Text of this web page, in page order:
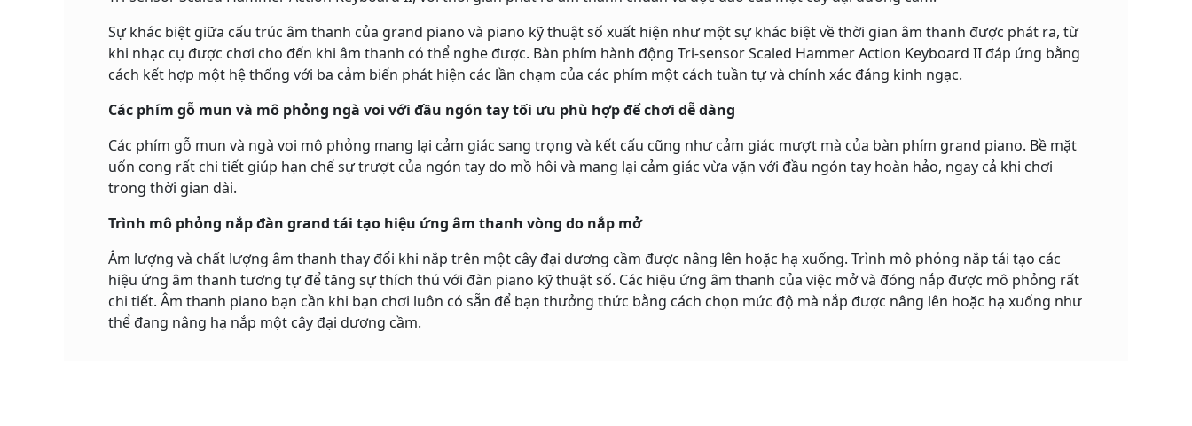
Sự khác biệt giữa cấu trúc âm thanh của grand piano và piano kỹ thuật số xuất hiện như một sự khác biệt về thời gian âm thanh được phát ra, từ
khi nhạc cụ được chơi cho đến khi âm thanh có thể nghe được. Bàn phím hành động Tri-sensor Scaled Hammer Action Keyboard II đáp ứng bằng
cách kết hợp một hệ thống với ba cảm biến phát hiện các lần chạm của các phím một cách tuần tự và chính xác đáng kinh ngạc.
Các phím gỗ mun và mô phỏng ngà voi với đầu ngón tay tối ưu phù hợp để chơi dễ dàng
Các phím gỗ mun và ngà voi mô phỏng mang lại cảm giác sang trọng và kết cấu cũng như cảm giác mượt mà của bàn phím grand piano. Bề mặt
uốn cong rất chi tiết giúp hạn chế sự trượt của ngón tay do mồ hôi và mang lại cảm giác vừa vặn với đầu ngón tay hoàn hảo, ngay cả khi chơi
trong thời gian dài.
Trình mô phỏng nắp đàn grand tái tạo hiệu ứng âm thanh vòng do nắp mở
Âm lượng và chất lượng âm thanh thay đổi khi nắp trên một cây đại dương cầm được nâng lên hoặc hạ xuống. Trình mô phỏng nắp tái tạo các
hiệu ứng âm thanh tương tự để tăng sự thích thú với đàn piano kỹ thuật số. Các hiệu ứng âm thanh của việc mở và đóng nắp được mô phỏng rất
chi tiết. Âm thanh piano bạn cần khi bạn chơi luôn có sẵn để bạn thưởng thức bằng cách chọn mức độ mà nắp được nâng lên hoặc hạ xuống như
thể đang nâng hạ nắp một cây đại dương cầm.